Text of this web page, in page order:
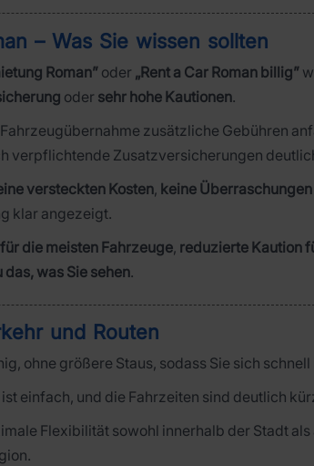
– Was Sie wissen sollten
Roman” oder „Rent a Car Roman billig”
oder sehr hohe Kautionen.
zusätzliche Gebühren
verpflichtende Zusatzversicherungen
versteckten Kosten, keine Überraschungen
klar angezeigt.
die meisten Fahrzeuge, reduzierte Kaution
das, was Sie sehen.
und Routen
ohne größere Staus, sodass Sie sich
einfach, und die Fahrzeiten sind deutlich
Flexibilität sowohl innerhalb der Stadt